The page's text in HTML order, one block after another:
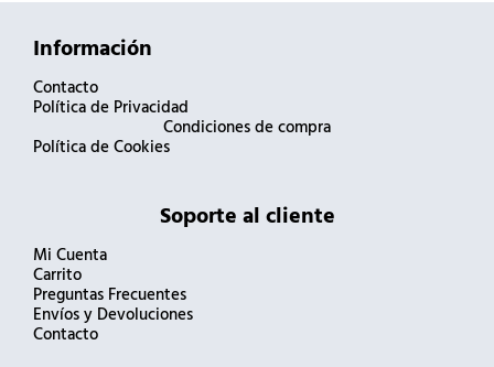
Información
Contacto
Política de Privacidad
Condiciones de compra
Política de Cookies
Soporte al cliente
Mi Cuenta
Carrito
Preguntas Frecuentes
Envíos y Devoluciones
Contacto